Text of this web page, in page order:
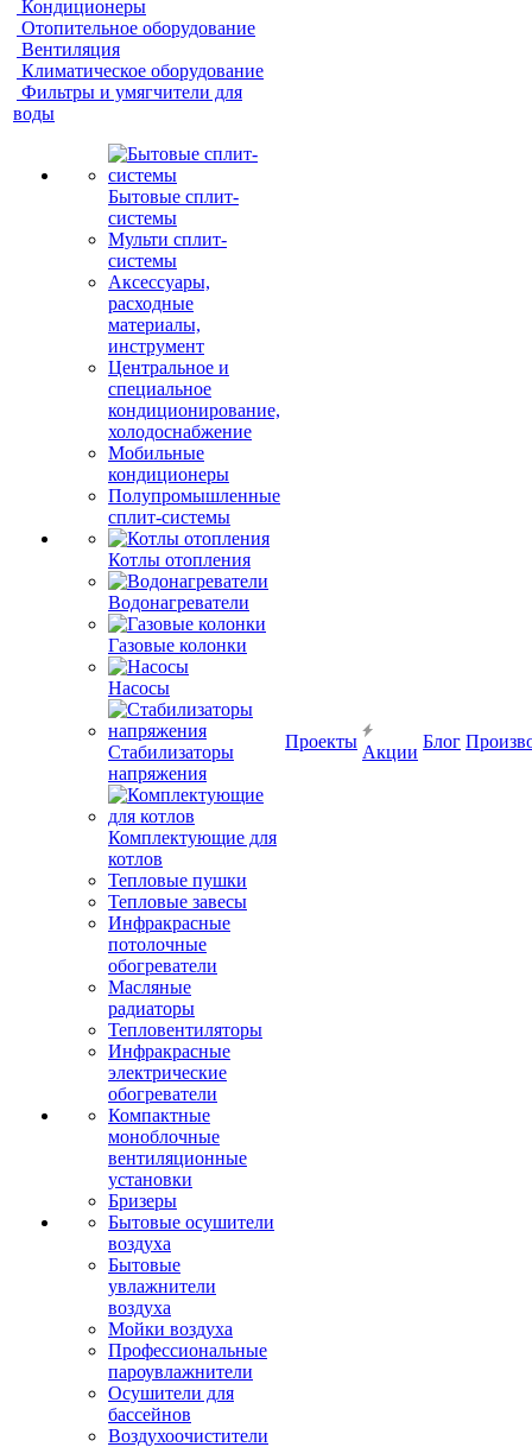
Кондиционеры
Отопительное оборудование
Вентиляция
Климатическое оборудование
Фильтры и умягчители для
воды
Бытовые сплит-
системы
Мульти сплит-
системы
Аксессуары,
расходные
материалы,
инструмент
Центральное и
специальное
кондиционирование,
холодоснабжение
Мобильные
кондиционеры
Полупромышленные
сплит-системы
Котлы отопления
Водонагреватели
Газовые колонки
Насосы
Стабилизаторы
напряжения
Комплектующие для
котлов
Тепловые пушки
Тепловые завесы
Инфракрасные
потолочные
обогреватели
Масляные
радиаторы
Тепловентиляторы
Инфракрасные
электрические
обогреватели
Компактные
моноблочные
вентиляционные
установки
Бризеры
Бытовые осушители
воздуха
Бытовые
увлажнители
воздуха
Мойки воздуха
Профессиональные
пароувлажнители
Осушители для
бассейнов
Воздухоочистители
Проекты
Акции
Блог